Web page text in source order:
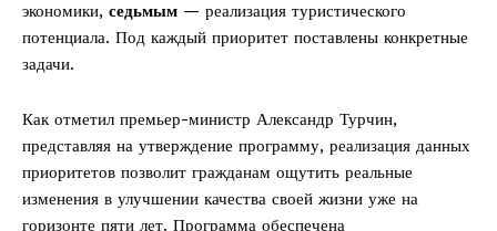
экономики, седьмым — реализация туристического
потенциала. Под каждый приоритет поставлены конкретные
задачи.
Как отметил премьер-министр Александр Турчин,
представляя на утверждение программу, реализация данных
приоритетов позволит гражданам ощутить реальные
изменения в улучшении качества своей жизни уже на
горизонте пяти лет. Программа обеспечена